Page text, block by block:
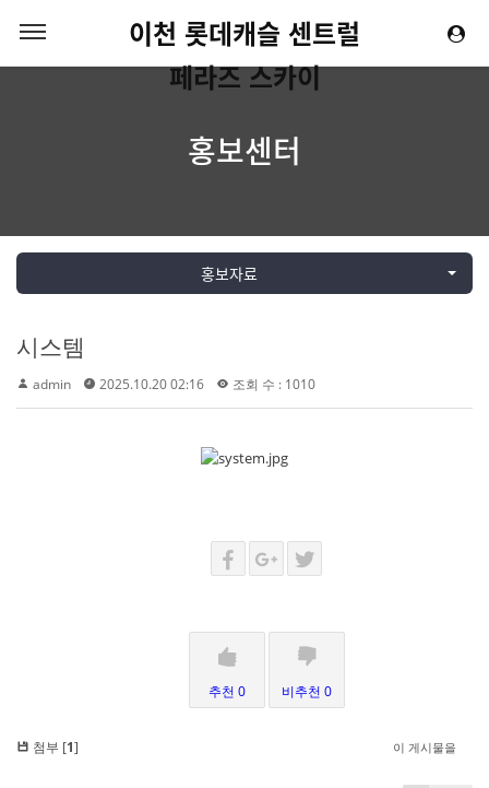
이천 롯데캐슬 센트럴
페라즈 스카이
홍보센터
홍보자료
시스템
admin 2025.10.20 02:16 조회 수 : 1010
추천 0 비추천 0
첨부 [1] 이 게시물을